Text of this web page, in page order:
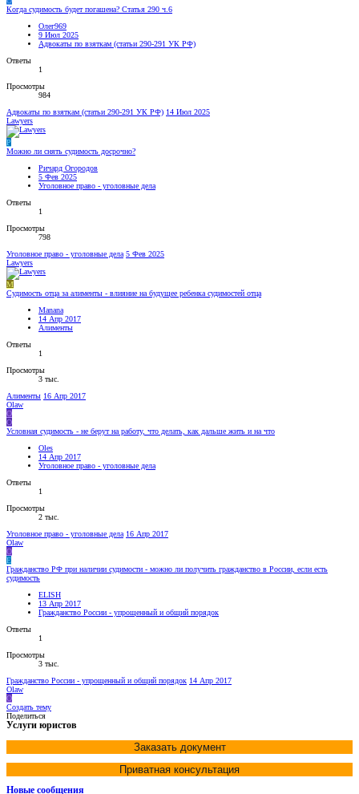
Когда судимость будет погашена? Статья 290 ч.6
Олег969
9 Июл 2025
Адвокаты по взяткам (статьи 290-291 УК РФ)
Ответы
1
Просмотры
984
Адвокаты по взяткам (статьи 290-291 УК РФ) 14 Июл 2025
Lawyers
Р
Можно ли снять судимость досрочно?
Ричард Огородов
5 Фев 2025
Уголовное право - уголовные дела
Ответы
1
Просмотры
798
Уголовное право - уголовные дела 5 Фев 2025
Lawyers
M
Судимость отца за алименты - влияние на будущее ребенка судимостей отца
Manana
14 Апр 2017
Алименты
Ответы
1
Просмотры
3 тыс.
Алименты 16 Апр 2017
Olaw
O
O
Условная судимость - не берут на работу, что делать, как дальше жить и на что
Oles
14 Апр 2017
Уголовное право - уголовные дела
Ответы
1
Просмотры
2 тыс.
Уголовное право - уголовные дела 16 Апр 2017
Olaw
O
E
Гражданство РФ при наличии судимости - можно ли получить гражданство в России, если есть
судимость
ELISH
13 Апр 2017
Гражданство России - упрощенный и общий порядок
Ответы
1
Просмотры
3 тыс.
Гражданство России - упрощенный и общий порядок 14 Апр 2017
Olaw
O
Создать тему
Поделиться
Услуги юристов
Заказать документ
Приватная консультация
Новые сообщения